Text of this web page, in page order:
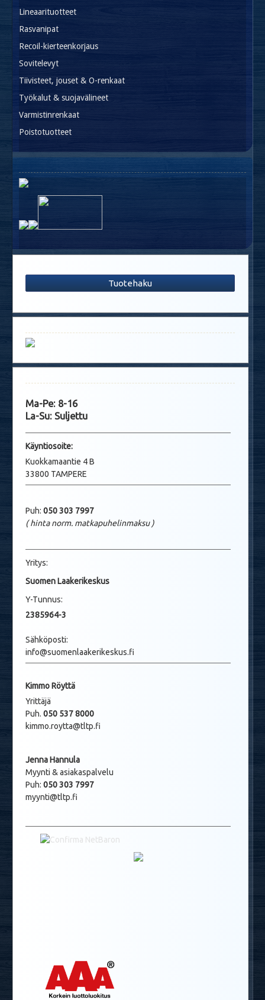
Lineaarituotteet
Rasvanipat
Recoil-kierteenkorjaus
Sovitelevyt
Tiivisteet, jouset & O-renkaat
Työkalut & suojavälineet
Varmistinrenkaat
Poistotuotteet
Tuotehaku
Ma-Pe: 8-16
La-Su: Suljettu
Käyntiosoite:
Kuokkamaantie 4 B
33800 TAMPERE
Puh: 050 303 7997
( hinta norm. matkapuhelinmaksu )
Yritys:
Suomen Laakerikeskus
Y-Tunnus:
2385964-3
Sähköposti:
info@suomenlaakerikeskus.fi
Kimmo Röyttä
Yrittäjä
Puh. 050 537 8000
kimmo.roytta@tltp.fi
Jenna Hannula
Myynti & asiakaspalvelu
Puh: 050 303 7997
myynti@tltp.fi